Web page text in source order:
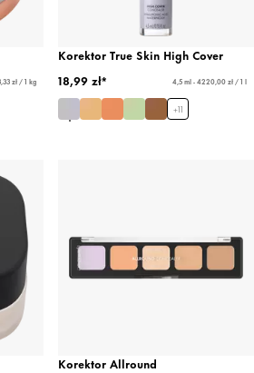
zł / 1 kg
Korektor True Skin High Cover
18,99 zł*
4,5 ml - 4220,00 zł / 1 l
+11
Korektor Allround